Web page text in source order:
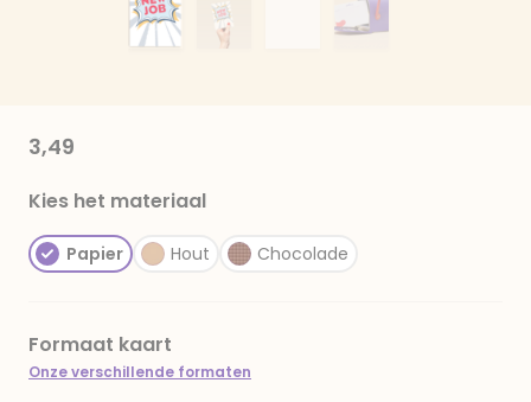
3,49
Kies het materiaal
Papier Hout Chocolade
Formaat kaart
Onze verschillende formaten